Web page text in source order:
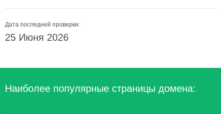
Дата последней проверки:
25 Июня 2026
Наиболее популярные страницы домена: